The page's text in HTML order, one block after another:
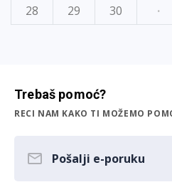
28
29 30 ·
Trebaš pomoć?
RECI NAM KAKO TI MOŽEMO
Pošalji e-poruku